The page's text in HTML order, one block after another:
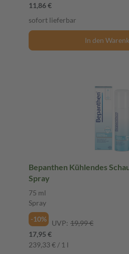
11,86 €
sofort lieferbar
In den
Bepanthen Kühlendes
Spray
75 ml
Spray
-10%
UVP: 19,99 €
17,95 €
239,33 € / 1 l